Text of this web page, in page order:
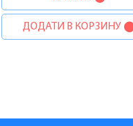
ДОДАТИ В КОРЗИНУ